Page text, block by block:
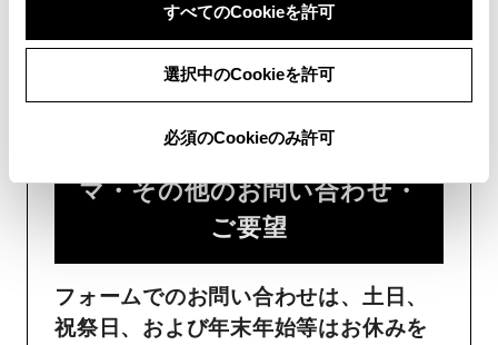
すべてのCookieを許可
選択中のCookieを許可
必須のCookieのみ許可
フォームでお問い合わせ
受付：24時間受付
ご購入・ご利用中のおクル
マ・その他のお問い合わせ・
ご要望​
フォームでのお問い合わせは、土日、
祝祭日、および年末年始等はお休みを